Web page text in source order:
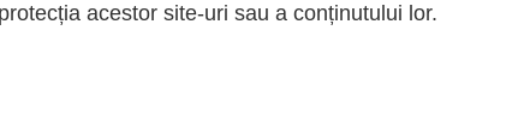
acestor site-uri sau a conținutului lor.